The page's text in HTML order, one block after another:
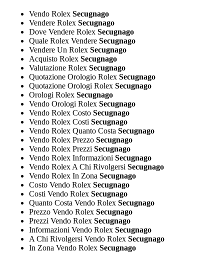
Vendo Rolex Secugnago
Vendere Rolex Secugnago
Dove Vendere Rolex Secugnago
Quale Rolex Vendere Secugnago
Vendere Un Rolex Secugnago
Acquisto Rolex Secugnago
Valutazione Rolex Secugnago
Quotazione Orologio Rolex Secugnago
Quotazione Orologi Rolex Secugnago
Orologi Rolex Secugnago
Vendo Orologi Rolex Secugnago
Vendo Rolex Costo Secugnago
Vendo Rolex Costi Secugnago
Vendo Rolex Quanto Costa Secugnago
Vendo Rolex Prezzo Secugnago
Vendo Rolex Prezzi Secugnago
Vendo Rolex Informazioni Secugnago
Vendo Rolex A Chi Rivolgersi Secugnago
Vendo Rolex In Zona Secugnago
Costo Vendo Rolex Secugnago
Costi Vendo Rolex Secugnago
Quanto Costa Vendo Rolex Secugnago
Prezzo Vendo Rolex Secugnago
Prezzi Vendo Rolex Secugnago
Informazioni Vendo Rolex Secugnago
A Chi Rivolgersi Vendo Rolex Secugnago
In Zona Vendo Rolex Secugnago